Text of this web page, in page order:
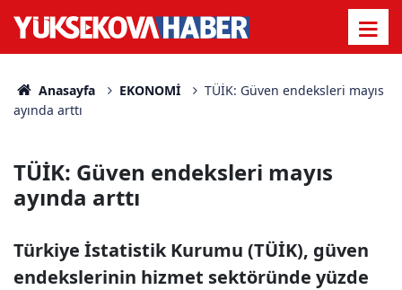
Anasayfa EKONOMİ
TÜİK: Güven endeksleri mayıs
ayında arttı
TÜİK: Güven endeksleri mayıs
ayında arttı
Türkiye İstatistik Kurumu (TÜİK), güven
endekslerinin hizmet sektöründe yüzde